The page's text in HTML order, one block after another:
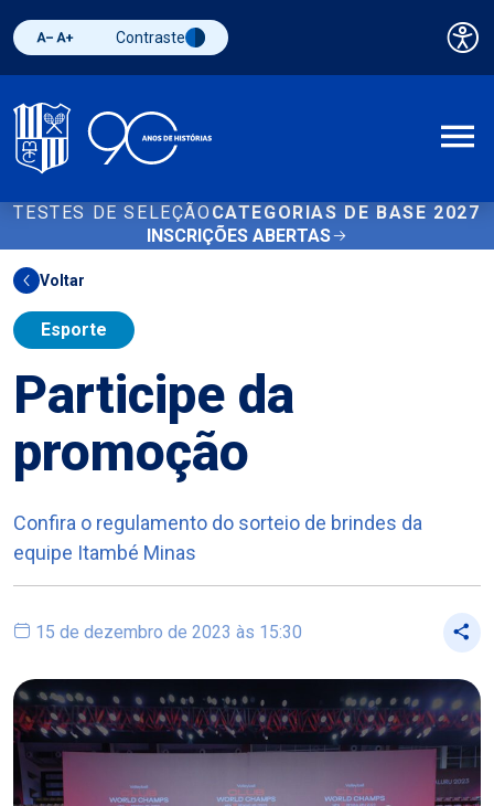
Diminuir fonte
Aumentar fonteAlternar contraste
Contraste
TESTES DE SELEÇÃO CATEGORIAS DE BASE 2027
INSCRIÇÕES ABERTAS
Voltar
Esporte
Participe da
promoção
Confira o regulamento do sorteio de brindes da
equipe Itambé Minas
15 de dezembro de 2023 às 15:30